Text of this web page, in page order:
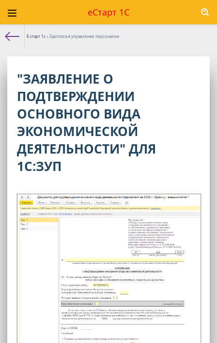
еСтарт 1С
Е-старт 1с» Зарплата и управление персоналом
"ЗАЯВЛЕНИЕ О
ПОДТВЕРЖДЕНИИ
ОСНОВНОГО ВИДА
ЭКОНОМИЧЕСКОЙ
ДЕЯТЕЛЬНОСТИ" ДЛЯ
1С:ЗУП